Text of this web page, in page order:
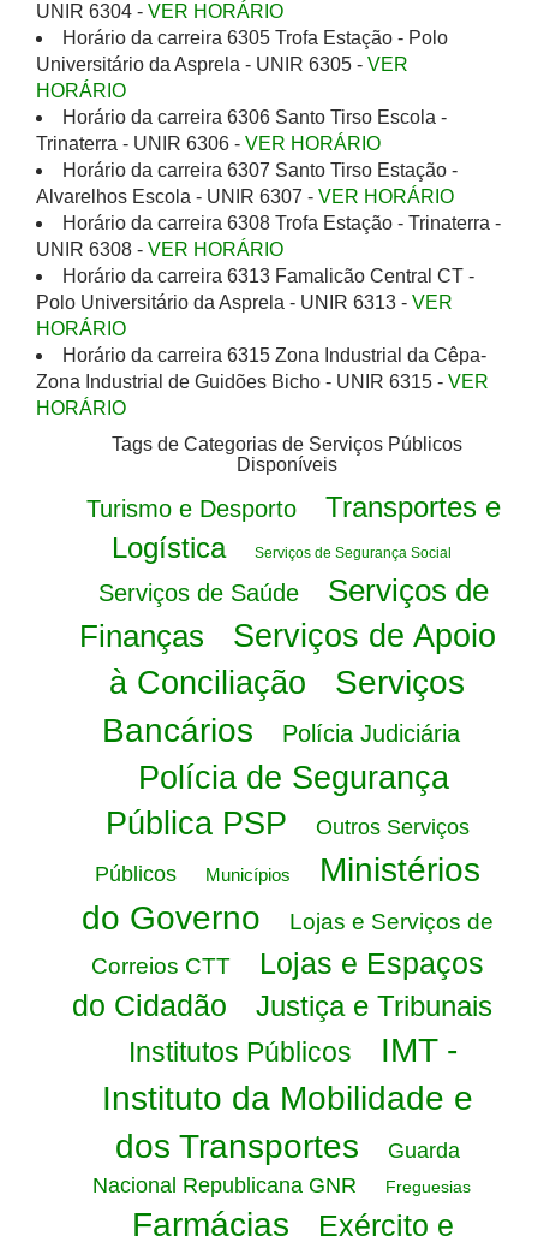
UNIR 6304 - VER HORÁRIO
Horário da carreira 6305 Trofa Estação - Polo
Universitário da Asprela - UNIR 6305 - VER
HORÁRIO
Horário da carreira 6306 Santo Tirso Escola -
Trinaterra - UNIR 6306 - VER HORÁRIO
Horário da carreira 6307 Santo Tirso Estação -
Alvarelhos Escola - UNIR 6307 - VER HORÁRIO
Horário da carreira 6308 Trofa Estação - Trinaterra -
UNIR 6308 - VER HORÁRIO
Horário da carreira 6313 Famalicão Central CT -
Polo Universitário da Asprela - UNIR 6313 - VER
HORÁRIO
Horário da carreira 6315 Zona Industrial da Cêpa-
Zona Industrial de Guidões Bicho - UNIR 6315 - VER
HORÁRIO
Tags de Categorias de Serviços Públicos
Disponíveis
Turismo e Desporto
Transportes e
Logística
Serviços de Segurança Social
Serviços de Saúde
Serviços de
Finanças
Serviços de Apoio
à Conciliação
Serviços
Bancários
Polícia Judiciária
Polícia de Segurança
Pública PSP
Outros Serviços
Públicos
Municípios
Ministérios
do Governo
Lojas e Serviços de
Correios CTT
Lojas e Espaços
do Cidadão
Justiça e Tribunais
Institutos Públicos
IMT -
Instituto da Mobilidade e
dos Transportes
Guarda
Nacional Republicana GNR
Freguesias
Farmácias
Exército e